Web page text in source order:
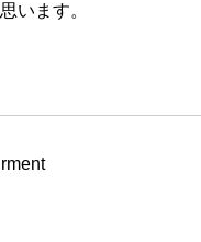
います。